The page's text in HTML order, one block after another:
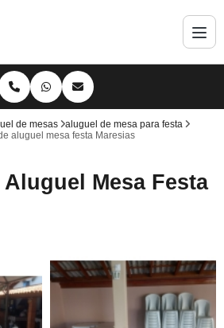
de mesas
aluguel de mesa para festa
aluguel mesa festa Maresias
Mesa Festa